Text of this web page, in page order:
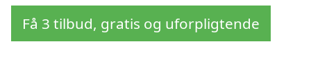
Få 3 tilbud, gratis og uforpligtende